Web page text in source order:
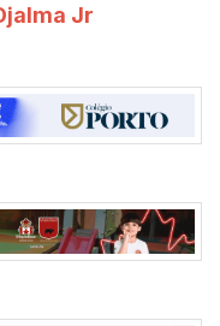
Jr